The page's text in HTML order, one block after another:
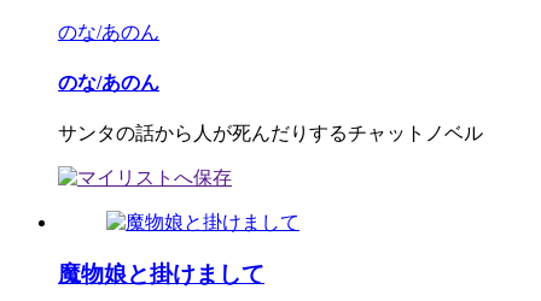
のな/あのん
のな/あのん
サンタの話から人が死んだりするチャットノベル
魔物娘と掛けまして